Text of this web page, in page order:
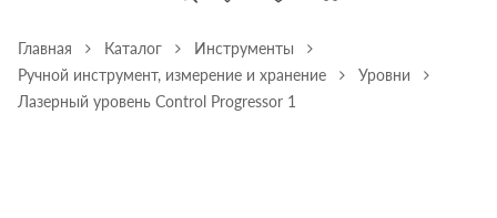
Главная Каталог
Инструменты
Ручной инструмент, измерение и хранение
Уровни
Лазерный уровень Control Progressor 1